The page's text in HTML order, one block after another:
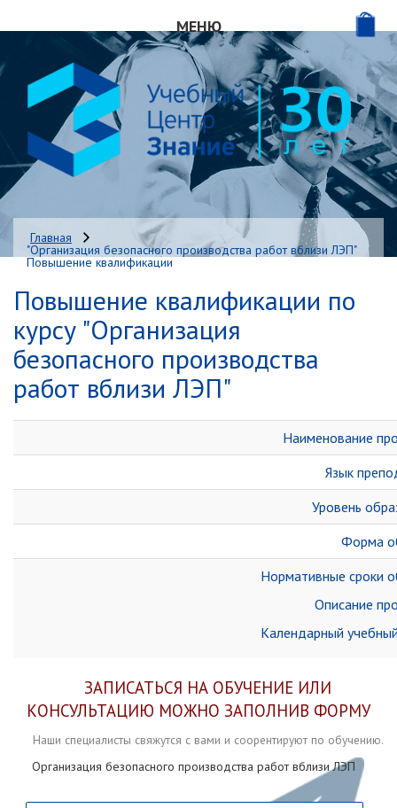
МЕНЮ
ГЛАВНАЯ
О НАС
НАШИ КУРСЫ
ДИСТАНЦИОННОЕ ОБУЧЕНИЕ
ИНТЕРНЕТ-МАГАЗИН
ОТЗЫВЫ
КОНТАКТЫ
Главная
"Организация безопасного производства работ вблизи ЛЭП"
Повышение квалификации
Повышение квалификации по
курсу "Организация
безопасного производства
работ вблизи ЛЭП"
Наименование
Язык
Уровень
Форма
Нормативные сроки
Описание
Календарный
ЗАПИСАТЬСЯ НА ОБУЧЕНИЕ ИЛИ
КОНСУЛЬТАЦИЮ МОЖНО ЗАПОЛНИВ ФОРМУ
Наши специалисты свяжутся с вами и соорентируют по обучению.
Организация безопасного производства работ вблизи ЛЭП